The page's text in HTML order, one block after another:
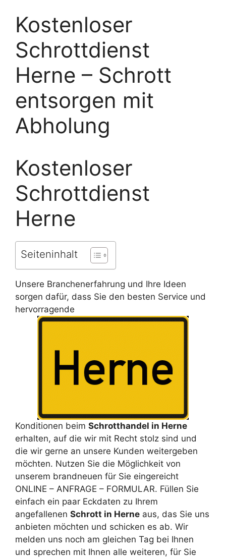
Kostenloser
Schrottdienst
Herne – Schrott
entsorgen mit
Abholung
Kostenloser
Schrottdienst
Herne
Seiteninhalt
Unsere Branchenerfahrung und Ihre Ideen
sorgen dafür, dass Sie den besten Service und
hervorragende
Konditionen beim Schrotthandel in Herne
erhalten, auf die wir mit Recht stolz sind und
die wir gerne an unsere Kunden weitergeben
möchten. Nutzen Sie die Möglichkeit von
unserem brandneuen für Sie eingereicht
ONLINE – ANFRAGE – FORMULAR. Füllen Sie
einfach ein paar Eckdaten zu Ihrem
angefallenen Schrott in Herne aus, das Sie uns
anbieten möchten und schicken es ab. Wir
melden uns noch am gleichen Tag bei Ihnen
und sprechen mit Ihnen alle weiteren, für Sie